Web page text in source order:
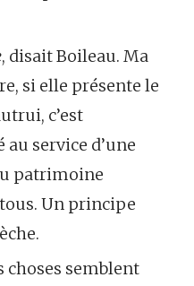
, disait Boileau. Ma
si elle présente le
c’est
service d’une
patrimoine
Un principe
semblent